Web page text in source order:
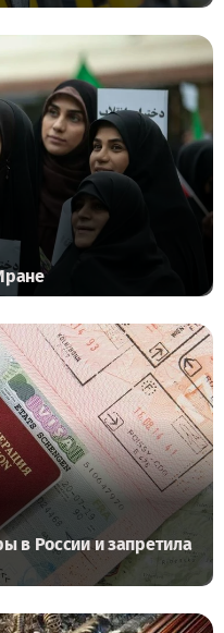
в России и запретила